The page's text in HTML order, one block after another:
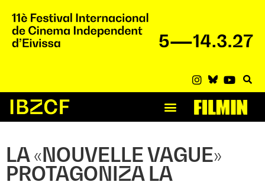
LA «NOUVELLE VAGUE»
PROTAGONIZA LA